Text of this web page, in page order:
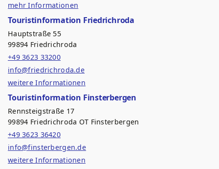
mehr Informationen
Touristinformation Friedrichroda
Hauptstraße 55
99894 Friedrichroda
+49 3623 33200
info@friedrichroda.de
weitere Informationen
Touristinformation Finsterbergen
Rennsteigstraße 17
99894 Friedrichroda OT Finsterbergen
+49 3623 36420
info@finsterbergen.de
weitere Informationen